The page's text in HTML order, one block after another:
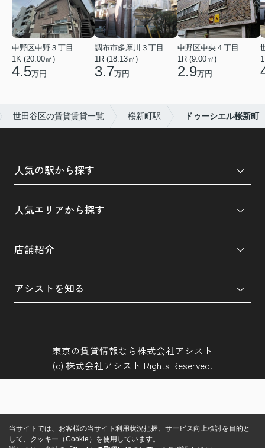
中野区中野３丁目
1K (20.00㎡)
4.5万円
調布市多摩川３丁目
1R (18.13㎡)
3.7万円
中野区中央４丁目
1R (9.00㎡)
2.9万円
世田谷区の賃貸賃貸一覧 桜新町駅 ドゥーシエル桜新町
人気の駅から探す
人気エリアから探す
店舗紹介
アシストを知る
東京の賃貸情報なら株式会社アシスト
(c) 株式会社アシスト Rights Reserved.
当サイトでは、お客様の当サイト利用状況把握、サービス向上検討を目的と
して、クッキー（Cookie）を使用しています。